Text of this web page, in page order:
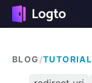
BLOG /TUTORIAL